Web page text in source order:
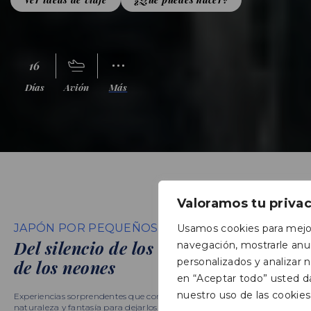
Valoramos tu
Usamos cookies para
navegación, mostrarle
personalizados y analizar
en “Aceptar todo” usted
nuestro uso de las
16
Días Avión Más
JAPÓN POR PEQUEÑOS EXPLORADORES
Del silencio de los templos al ritmo
de los neones
Experiencias sorprendentes que combinan cultura, tecnología,
naturaleza y fantasía para dejarlos con los ojos como platos.